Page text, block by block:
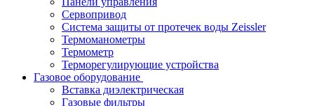
Сервопривод
Система защиты от протечек воды Zeissler
Термоманометры
Термометр
Терморегулирующие устройства
Газовое оборудование
Вставка диэлектрическая
Газовые фильтры